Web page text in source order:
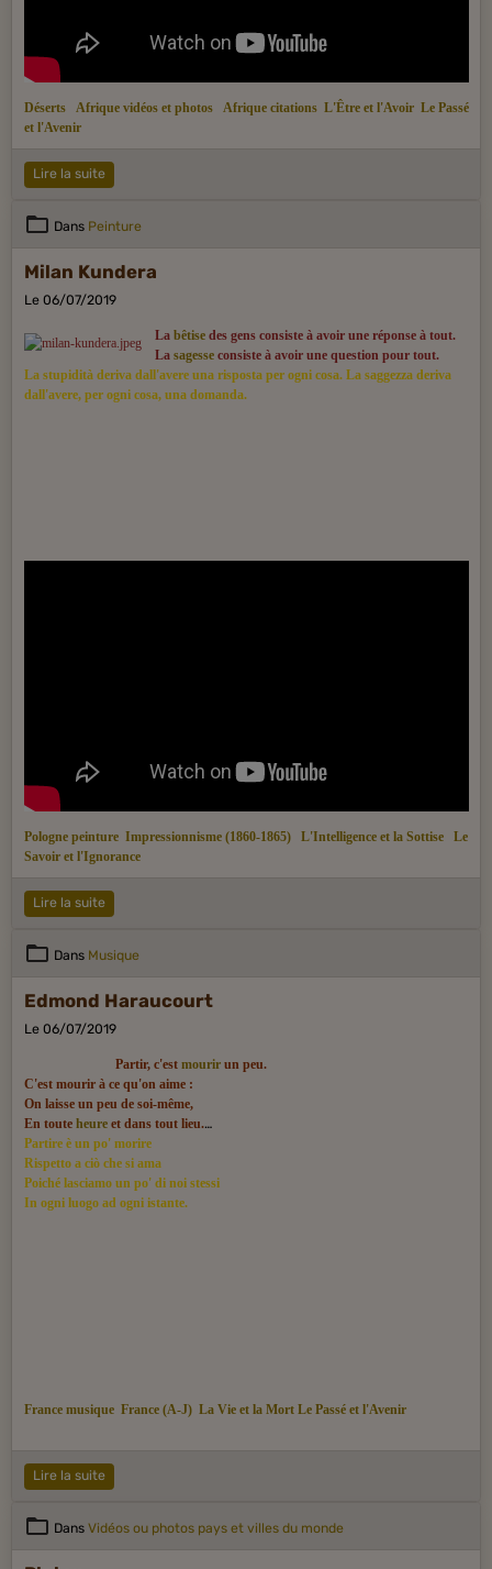
Déserts Afrique vidéos et photos Afrique citations L'Être et l'Avoir Le Passé
et l'Avenir
Lire la suite
Dans Peinture
Milan Kundera
Le 06/07/2019
La bêtisedes gens consiste à avoir une réponse à tout.
La sagesse consiste à avoir une question pour tout.
La stupidità deriva dall'avere una risposta per ogni cosa. La saggezza deriva
dall'avere, per ogni cosa, una domanda.
Pologne peinture Impressionnisme (1860-1865) L'Intelligence et la Sottise
Le
Savoir et l'Ignorance
Lire la suite
Dans Musique
Edmond Haraucourt
Le 06/07/2019
Partir, c'est mourirun peu.
C'est mourir à ce qu'on aime :
On laisse un peu de soi-même,
En toute heureet dans tout lieu.
Partire è un po' morire
Rispetto a ciò che si ama
Poiché lasciamo un po' di noi stessi
In ogni luogo ad ogni istante.
France musique France (A-J) La Vie et la Mort Le Passé et l'Avenir
Lire la suite
Dans Vidéos ou photos pays et villes du monde